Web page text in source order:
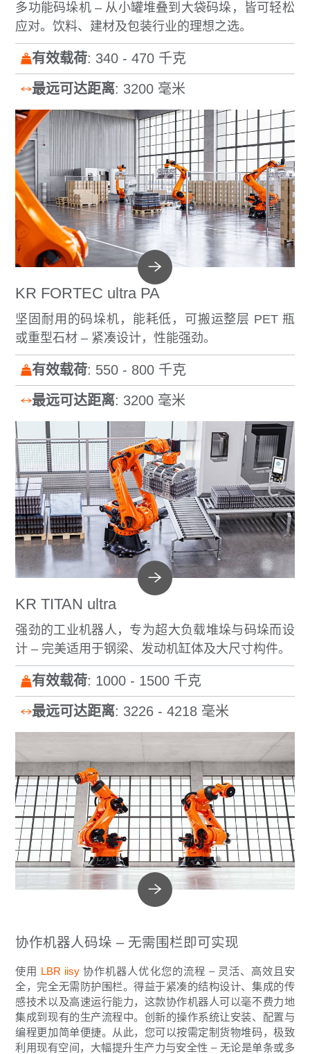
多功能码垛机 – 从小罐堆叠到大袋码垛，皆可轻松
应对。饮料、建材及包装行业的理想之选。
有效载荷: 340 - 470 千克
最远可达距离: 3200 毫米
KR FORTEC ultra PA
坚固耐用的码垛机，能耗低，可搬运整层 PET 瓶
或重型石材 – 紧凑设计，性能强劲。
有效载荷: 550 - 800 千克
最远可达距离: 3200 毫米
KR TITAN ultra
强劲的工业机器人，专为超大负载堆垛与码垛而设
计 – 完美适用于钢梁、发动机缸体及大尺寸构件。
有效载荷: 1000 - 1500 千克
最远可达距离: 3226 - 4218 毫米
协作机器人码垛 – 无需围栏即可实现
使用 LBR iisy 协作机器人优化您的流程 – 灵活、高效且安
全，完全无需防护围栏。得益于紧凑的结构设计、集成的传
感技术以及高速运行能力，这款协作机器人可以毫不费力地
集成到现有的生产流程中。创新的操作系统让安装、配置与
编程更加简单便捷。从此，您可以按需定制货物堆码，极致
利用现有空间，大幅提升生产力与安全性 – 无论是单条或多